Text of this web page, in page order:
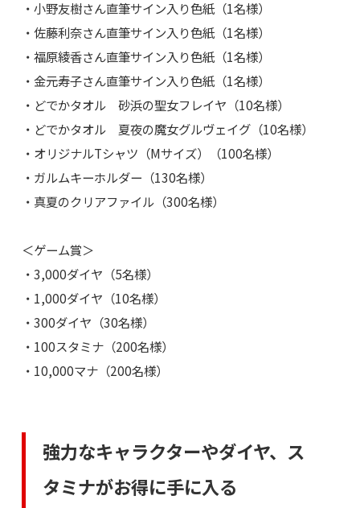
・小野友樹さん直筆サイン入り色紙（1名様）
・佐藤利奈さん直筆サイン入り色紙（1名様）
・福原綾香さん直筆サイン入り色紙（1名様）
・金元寿子さん直筆サイン入り色紙（1名様）
・どでかタオル 砂浜の聖女フレイヤ（10名様）
・どでかタオル 夏夜の魔女グルヴェイグ（10名様）
・オリジナルTシャツ（Mサイズ）（100名様）
・ガルムキーホルダー（130名様）
・真夏のクリアファイル（300名様）
＜ゲーム賞＞
・3,000ダイヤ（5名様）
・1,000ダイヤ（10名様）
・300ダイヤ（30名様）
・100スタミナ（200名様）
・10,000マナ（200名様）
強力なキャラクターやダイヤ、ス
タミナがお得に手に入る